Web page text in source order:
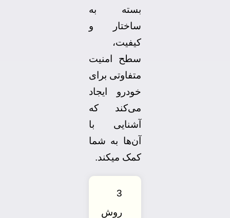
بسته به
ساختار و
کیفیت،
سطح امنیت
متفاوتی برای
خودرو ایجاد
می‌کند که
آشنایی با
آن‌ها به شما
کمک میکند.
روش